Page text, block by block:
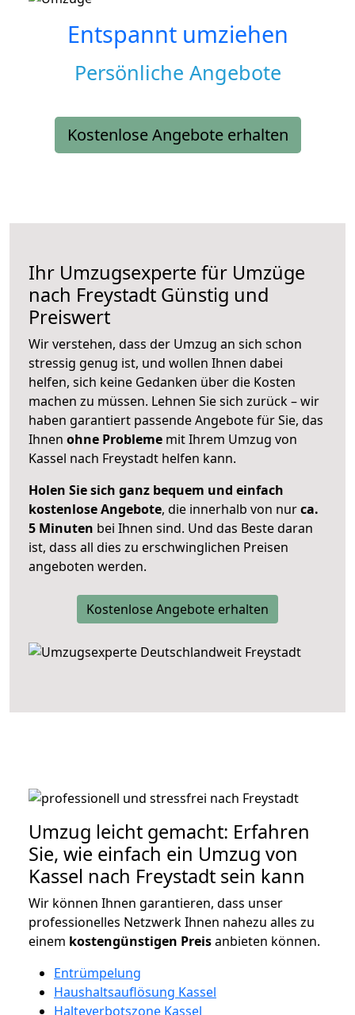
Entspannt umziehen
Persönliche Angebote
Kostenlose Angebote erhalten
Ihr Umzugsexperte für Umzüge
nach Freystadt Günstig und
Preiswert
Wir verstehen, dass der Umzug an sich schon
stressig genug ist, und wollen Ihnen dabei
helfen, sich keine Gedanken über die Kosten
machen zu müssen. Lehnen Sie sich zurück – wir
haben garantiert passende Angebote für Sie, das
Ihnen ohne Probleme mit Ihrem Umzug von
Kassel nach Freystadt helfen kann.
Holen Sie sich ganz bequem und einfach
kostenlose Angebote, die innerhalb von nurca.
5 Minuten bei Ihnen sind. Und das Beste daran
ist, dass all dies zu erschwinglichen Preisen
angeboten werden.
Kostenlose Angebote erhalten
Umzug leicht gemacht: Erfahren
Sie, wie einfach ein Umzug von
Kassel nach Freystadt sein kann
Wir können Ihnen garantieren, dass unser
professionelles Netzwerk Ihnen nahezu alles zu
einem kostengünstigen Preisanbieten können.
Entrümpelung
Haushaltsauflösung Kassel
Halteverbotszone Kassel